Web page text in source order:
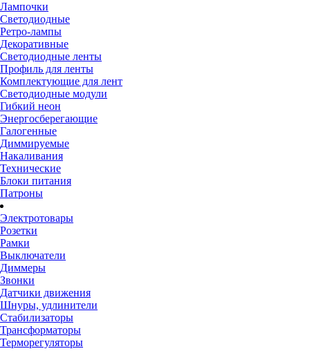
Лампочки
Светодиодные
Ретро-лампы
Декоративные
Светодиодные ленты
Профиль для ленты
Комплектующие для лент
Светодиодные модули
Гибкий неон
Энергосберегающие
Галогенные
Диммируемые
Накаливания
Технические
Блоки питания
Патроны
Электротовары
Розетки
Рамки
Выключатели
Диммеры
Звонки
Датчики движения
Шнуры, удлинители
Стабилизаторы
Трансформаторы
Терморегуляторы